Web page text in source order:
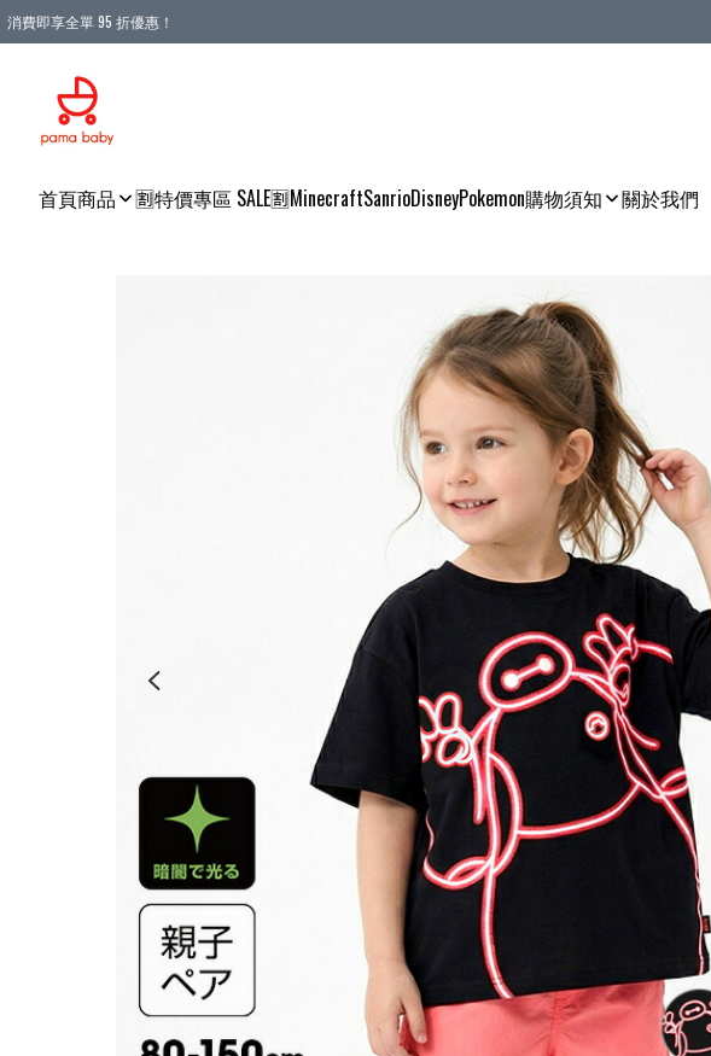
消費即享全單 95 折優惠！
首頁商品 🈹特價專區 SALE🈹MinecraftSanrioDisneyPokemon購物須知 關於我們